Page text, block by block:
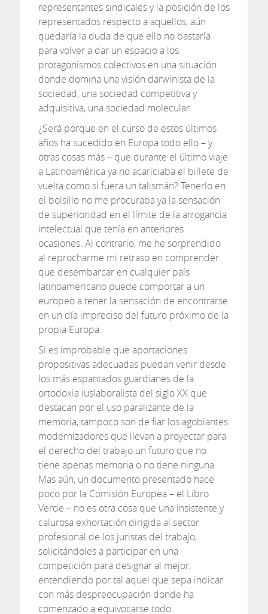
representantes sindicales y la posición de los
representados respecto a aquellos, aún
quedaría la duda de que ello no bastaría
para volver a dar un espacio a los
protagonismos colectivos en una situación
donde domina una visión darwinista de la
sociedad, una sociedad competitiva y
adquisitiva, una sociedad molecular.
¿Será porque en el curso de estos últimos
años ha sucedido en Europa todo ello – y
otras cosas más – que durante el último viaje
a Latinoamérica ya no acariciaba el billete de
vuelta como si fuera un talismán? Tenerlo en
el bolsillo no me procuraba ya la sensación
de superioridad en el límite de la arrogancia
intelectual que tenía en anteriores
ocasiones. Al contrario, me he sorprendido
al reprocharme mi retraso en comprender
que desembarcar en cualquier país
latinoamericano puede comportar a un
europeo a tener la sensación de encontrarse
en un día impreciso del futuro próximo de la
propia Europa.
Si es improbable que aportaciones
propositivas adecuadas puedan venir desde
los más espantados guardianes de la
ortodoxia iuslaboralista del siglo XX que
destacan por el uso paralizante de la
memoria, tampoco son de fiar los agobiantes
modernizadores que llevan a proyectar para
el derecho del trabajo un futuro que no
tiene apenas memoria o no tiene ninguna.
Mas aún, un documento presentado hace
poco por la Comisión Europea – el Libro
Verde – no es otra cosa que una insistente y
calurosa exhortación dirigida al sector
profesional de los juristas del trabajo,
solicitándoles a participar en una
competición para designar al mejor,
entendiendo por tal aquel que sepa indicar
con más despreocupación donde ha
comenzado a equivocarse todo.